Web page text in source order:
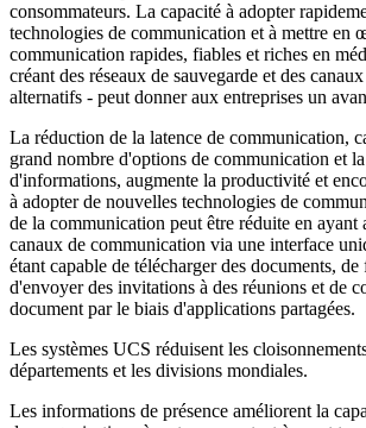
consommateurs. La capacité à adopter
technologies de communication et à mettre en
communication rapides, fiables et riches en
créant des réseaux de sauvegarde et des
alternatifs - peut donner aux entreprises un
La réduction de la latence de communication,
grand nombre d'options de communication et
d'informations, augmente la productivité et
à adopter de nouvelles technologies de
de la communication peut être réduite en ayant
canaux de communication via une interface
étant capable de télécharger des documents,
d'envoyer des invitations à des réunions et de
document par le biais d'applications partagées.
Les systèmes UCS réduisent les
départements et les divisions mondiales.
Les informations de présence améliorent la